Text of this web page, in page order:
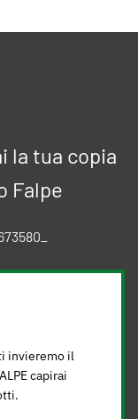
la tua copia
Falpe
invieremo il
capirai